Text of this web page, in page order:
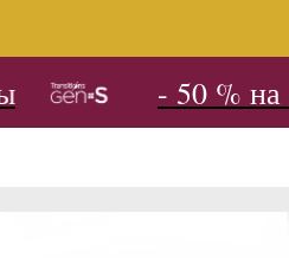
- 50 % на